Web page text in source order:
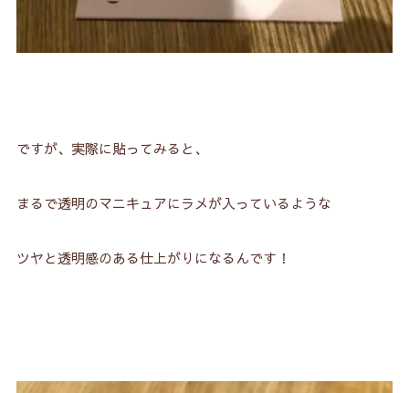
ですが、実際に貼ってみると、
まるで透明のマニキュアにラメが入っているような
ツヤと透明感のある仕上がりになるんです！